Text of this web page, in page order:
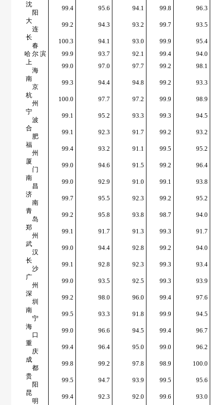
沈
阳
99.4 95.6 94.1 99.8
96.3
大
连
99.2 94.3 93.2 99.7
93.5
长
春
100.3 94.1 93.0 99.9
95.4
哈 尔 滨
99.9 93.7 92.1 99.4
94.0
上
海
99.0 97.0 97.7 99.2
98.1
南
京
99.3 94.4 94.8 99.2
93.3
杭
州
100.0 97.7 97.2 99.9
98.9
宁
波
99.1 95.2 93.3 99.3
94.5
合
肥
99.1 92.3 91.7 99.2
93.2
福
州
99.4 93.2 91.1 99.5
95.2
厦
门
99.0 94.6 91.5 99.2
96.4
南
昌
99.0 92.9 91.0 99.1
93.8
济
南
99.7 95.5 92.3 99.2
95.2
青
岛
99.2 95.8 93.8 98.7
94.0
郑
州
99.1 91.7 91.3 99.3
91.7
武
汉
99.0 94.4 92.8 99.2
94.0
长
沙
99.1 92.8 92.3 99.3
93.4
广
州
99.0 93.5 92.5 99.3
93.9
深
圳
99.2 98.0 96.0 99.4
97.6
南
宁
99.5 93.3 91.8 99.9
94.5
海
口
99.0 96.6 94.5 99.4
96.7
重
庆
99.4 96.4 95.0 99.0
96.2
成
都
99.8 99.2 97.8 98.9
100.0
贵
阳
99.5 94.7 93.9 99.5
95.6
昆
明
99.4 92.3 92.0 99.6
93.0